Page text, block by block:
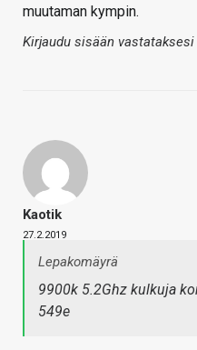
muutaman kympin.
Kirjaudu sisään vastataksesi
Kaotik
27.2.2019
Lepakomäyrä
9900k 5.2Ghz kulkuja
549e